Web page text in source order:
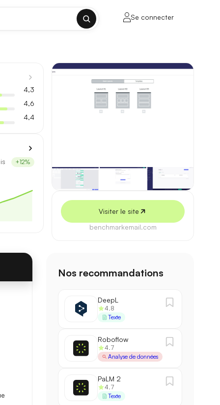
✕
sans découpage manuel.
milliers de mots.
→1,4 s −33%
→500 k ×2,5
Se connecter
4,3
4,6
4,4
+12%
Visiter le site
benchmarkemail.com
Nos recommandations
DeepL
4.8
Texte
Roboflow
4.7
Analyse de données
PaLM 2
4.7
Texte